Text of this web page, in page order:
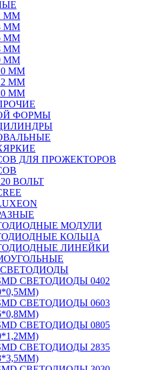
ММ
ММ
ММ
ММ
ММ
ММ
ММ
ММ
ФОРМЫ
ДЛЯ ПРОЖЕКТОРОВ
ВОЛЬТ
МОДУЛИ
КОЛЬЦА
ЛИНЕЙКИ
СВЕТОДИОДЫ
СВЕТОДИОДЫ 0402
СВЕТОДИОДЫ 0603
СВЕТОДИОДЫ 0805
СВЕТОДИОДЫ 2835